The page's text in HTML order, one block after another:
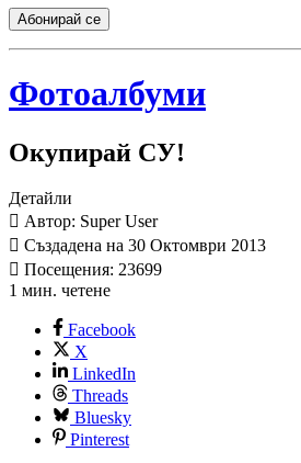
Абонирай се
Фотоалбуми
Окупирай СУ!
Детайли
Автор: Super User
Създадена на 30 Октомври 2013
Посещения: 23699
1 мин. четене
Facebook
X
LinkedIn
Threads
Bluesky
Pinterest